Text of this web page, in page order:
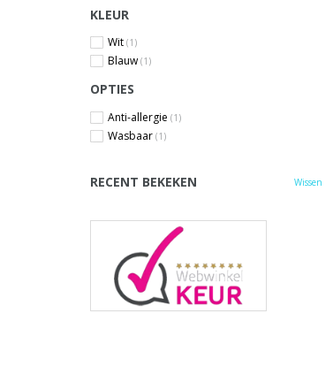
KLEUR
Wit (1)
Blauw (1)
OPTIES
Anti-allergie (1)
Wasbaar (1)
RECENT BEKEKEN Wissen